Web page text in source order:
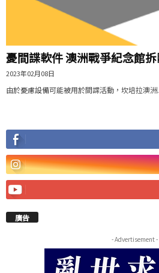
憂間諜軟件 澳洲戰爭紀念館
2023年02月08日
由於憂慮設備可能被用於間諜活動，坎培拉澳洲
廣告
- Advertisement -